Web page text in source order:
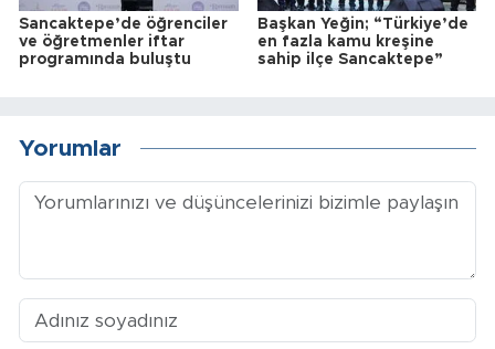
Sancaktepe’de öğrenciler
ve öğretmenler iftar
programında buluştu
Başkan Yeğin; “Türkiye’de
en fazla kamu kreşine
sahip ilçe Sancaktepe”
Yorumlar